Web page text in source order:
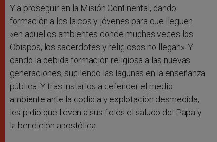
Y a proseguir en la Misión Continental, dando
formación a los laicos y jóvenes para que lleguen
«en aquellos ambientes donde muchas veces los
Obispos, los sacerdotes y religiosos no llegan». Y
dando la debida formación religiosa a las nuevas
generaciones, supliendo las lagunas en la enseñanza
pública. Y tras instarlos a defender el medio
ambiente ante la codicia y explotación desmedida,
les pidió que lleven a sus fieles el saludo del Papa y
la bendición apostólica.